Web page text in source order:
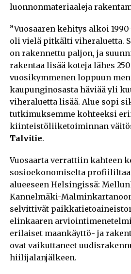
luonnonmateriaaleja
”Vuosaaren kehitys alkoi
oli vielä pitkälti viheraluetta.
on rakennettu paljon, ja
rakentaa lisää koteja lähes
vuosikymmenen loppuun
kaupunginosasta häviää yli
viheraluetta lisää. Alue sopi
tutkimuksemme kohteeksi
kiinteistöliiketoiminnan
Talvitie.
Vuosaarta verrattiin kahteen
sosioekonomiselta
alueeseen Helsingissä:
Kannelmäki-
selvittivät
elinkaaren
erilaiset maankäyttö- ja
ovat vaikuttaneet
hiilijalanjälkeen.